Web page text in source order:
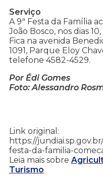
Serviço
A 9ª Festa da Família
João Bosco, nos dias 10,
Fica na avenida
1091, Parque Eloy
telefone 4582-4529.
Por Édi Gomes
Foto: Alessandro
Link original:
https://
festa-da-familia-
Leia mais sobre
Turismo